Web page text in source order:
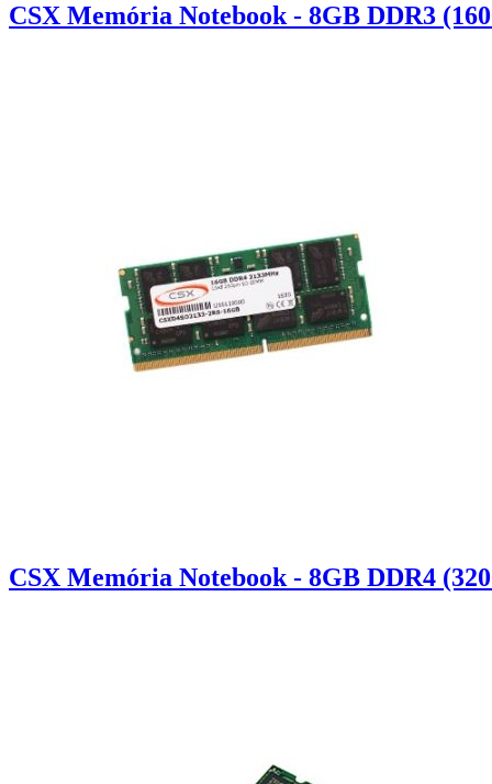
CSX Memória Notebook - 8GB DDR3
CSX Memória Notebook - 8GB DDR4